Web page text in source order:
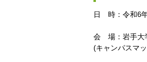
日 時：令和6
会 場：岩手大
(キャンパスマ